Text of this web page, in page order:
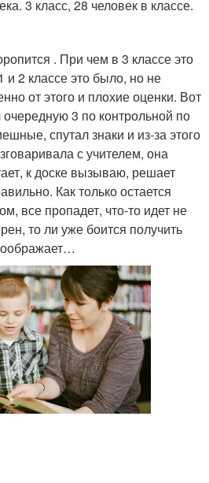
3 класс, 28 человек в классе.
. При чем в 3 классе это
и 2 классе это было, но не
от этого и плохие оценки. Вот
3 по контрольной по
спутал знаки и из-за этого
с учителем, она
к доске вызываю, решает
Как только остается
все пропадет, что-то идет не
то ли уже боится получить